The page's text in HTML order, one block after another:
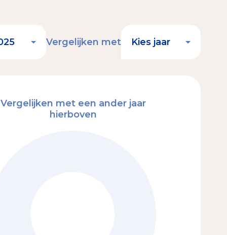
Vergelijken met
Vergelijken met een ander jaar
hierboven